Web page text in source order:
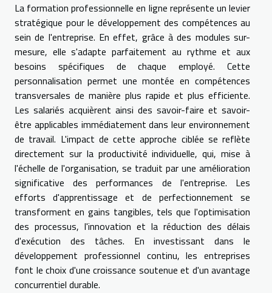
La formation professionnelle en ligne représente un levier
stratégique pour le développement des compétences au
sein de l'entreprise. En effet, grâce à des modules sur-
mesure, elle s'adapte parfaitement au rythme et aux
besoins spécifiques de chaque employé. Cette
personnalisation permet une montée en compétences
transversales de manière plus rapide et plus efficiente.
Les salariés acquièrent ainsi des savoir-faire et savoir-
être applicables immédiatement dans leur environnement
de travail. L'impact de cette approche ciblée se reflète
directement sur la productivité individuelle, qui, mise à
l'échelle de l'organisation, se traduit par une amélioration
significative des performances de l'entreprise. Les
efforts d'apprentissage et de perfectionnement se
transforment en gains tangibles, tels que l'optimisation
des processus, l'innovation et la réduction des délais
d'exécution des tâches. En investissant dans le
développement professionnel continu, les entreprises
font le choix d'une croissance soutenue et d'un avantage
concurrentiel durable.